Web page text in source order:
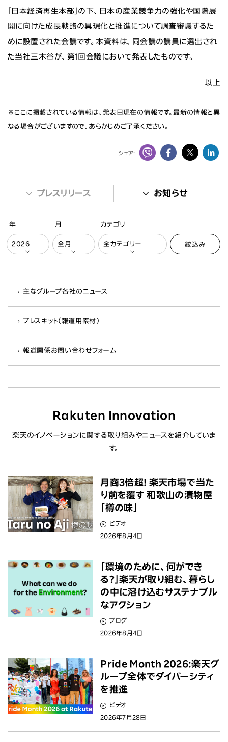
「日本経済再生本部」の下、日本の産業競争力の強化や国際展
開に向けた成長戦略の具現化と推進について調査審議するた
めに設置された会議です。本資料は、同会議の議員に選出され
た当社三木谷が、第1回会議において発表したものです。
以上
※ここに掲載されている情報は、発表日現在の情報です。最新の情報と異
なる場合がございますので、あらかじめご了承ください。
シェア:
プレスリリース お知らせ
年 月 カテゴリ
絞込み
主なグループ各社のニュース
プレスキット（報道用素材）
報道関係お問い合わせフォーム
Rakuten Innovation
楽天のイノベーションに関する取り組みやニュースを紹介していま
す。
ビデオ
2026年8月4日
月商3倍超! 楽天市場で当た
り前を覆す 和歌山の漬物屋
「樽の味」
ブログ
2026年8月4日
「環境のために、何ができ
る？」楽天が取り組む、暮らし
の中に溶け込むサステナブル
なアクション
ビデオ
2026年7月28日
Pride Month 2026:楽天グ
ループ全体でダイバーシティ
を推進